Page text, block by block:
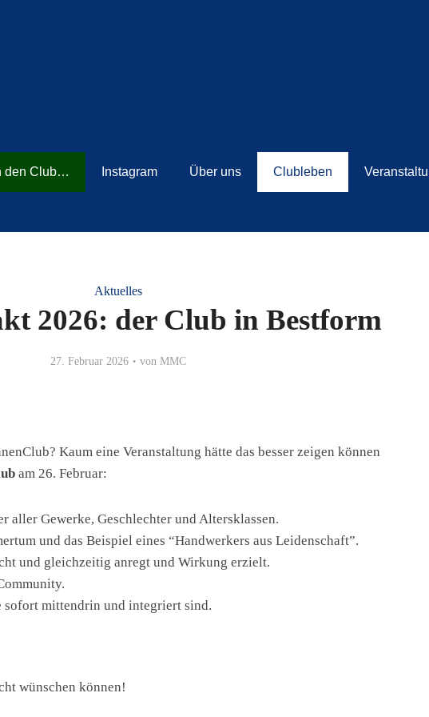
den Club… Instagram Über uns Clubleben
Aktuelles
2026: der Club in Bestform
27. Februar 2026 von MMC
Kaum eine Veranstaltung hätte das besser zeigen können
am 26. Februar:
aller Gewerke, Geschlechter und Altersklassen.
und das Beispiel eines “Handwerkers aus Leidenschaft”.
und gleichzeitig anregt und Wirkung erzielt.
sofort mittendrin und integriert sind.
wünschen können!